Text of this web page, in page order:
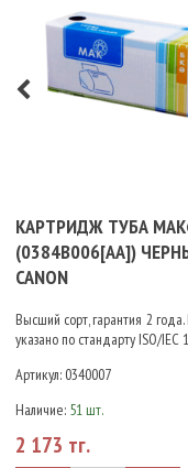
КАРТРИДЖ ТУБА
(0384B006[AA])
CANON
Высший сорт, гарантия 2
указано по стандарту ISO/IEC
Артикул: 0340007
Наличие: 51 шт.
2 173 тг.